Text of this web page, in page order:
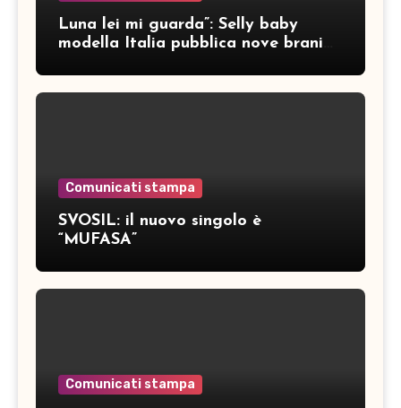
Luna lei mi guarda”: Selly baby
modella Italia pubblica nove brani
Comunicati stampa
SVOSIL: il nuovo singolo è
“MUFASA”
Comunicati stampa